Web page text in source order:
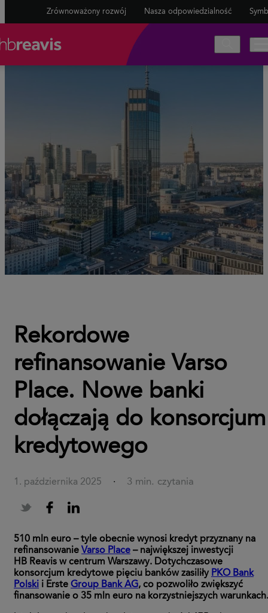
Zrównoważony rozwój Nasza odpowiedzialność
Rekordowe
refinansowanie Varso
Place. Nowe banki
dołączają do konsorcjum
kredytowego
1. października 2025 · 3 min. czytania
510 mln euro – tyle obecnie wynosi kredyt przyznany na
refinansowanie Varso Place – największej inwestycji
HB Reavis w centrum Warszawy. Dotychczasowe
konsorcjum kredytowe pięciu banków zasiliły PKO Bank
Polski i Erste Group Bank AG, co pozwoliło zwiększyć
finansowanie o 35 mln euro na korzystniejszych warunkach.